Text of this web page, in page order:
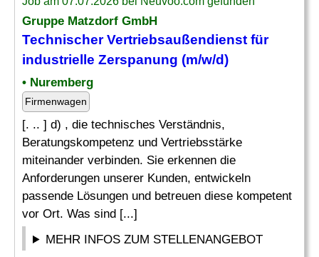
Gruppe Matzdorf GmbH
TechnischerVertriebsaußendienst für
industrielle Zerspanung (m/w/d)
• Nuremberg
Firmenwagen
[. .. ] d) , die technisches Verständnis,
Beratungskompetenz und Vertriebsstärke
miteinander verbinden. Sie erkennen die
Anforderungen unserer Kunden, entwickeln
passende Lösungen und betreuen diese kompetent
vor Ort. Was sind [...]
MEHR INFOS ZUM STELLENANGEBOT